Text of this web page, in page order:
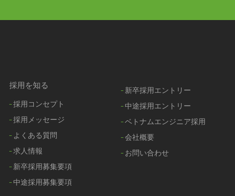
採用を知る
採用コンセプト
採用メッセージ
よくある質問
求人情報
新卒採用募集要項
中途採用募集要項
新卒採用エントリー
中途採用エントリー
ベトナムエンジニア採用
会社概要
お問い合わせ